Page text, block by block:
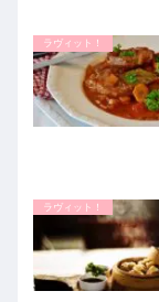
ラヴィット！
ラヴィット！